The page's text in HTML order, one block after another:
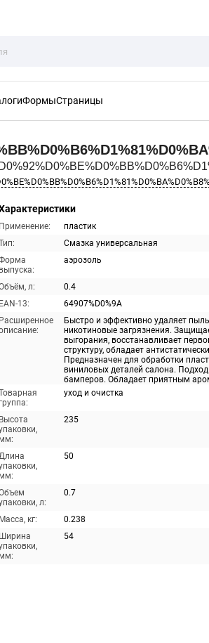
ФормыСтраницы
Применение:
пластик
Смазка универсальная
выпуска:
аэрозоль
л:
0.4
EAN-13:
64907%D0%9A
Расширенное
Быстро и эффективно удаляет
никотиновые загрязнения.
выгорания, восстанавливает
структуру, обладает
Предназначен для обработки
виниловых деталей салона.
бамперов. Обладает приятным
группа:
уход и очистка
Высота
мм:
235
мм:
50
л:
0.7
Масса, кг:
0.238
Ширина
мм:
54